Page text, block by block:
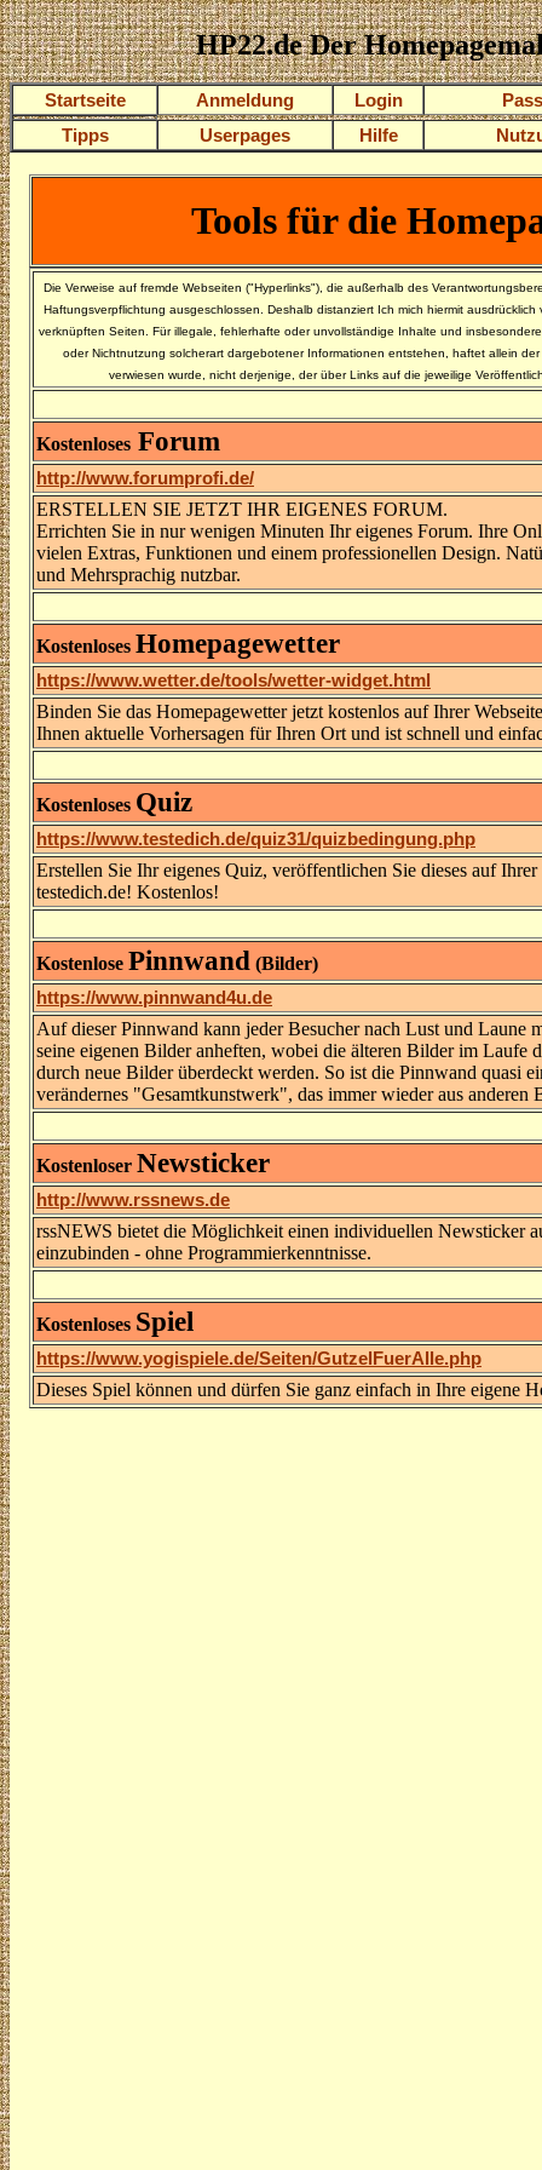
HP22.de Der
Startseite Anmeldung Login
Tipps
Userpages Hilfe
Tools für die
Die Verweise auf fremde Webseiten ("Hyperlinks"), die außerhalb des
Haftungsverpflichtung ausgeschlossen. Deshalb distanziert Ich mich hiermit
verknüpften Seiten. Für illegale, fehlerhafte oder unvollständige Inhalte und
oder Nichtnutzung solcherart dargebotener Informationen entstehen, haftet allein
verwiesen wurde, nicht derjenige, der über Links auf die jeweilige
Kostenloses Forum
http://www.forumprofi.de/
ERSTELLEN SIE JETZT IHR EIGENES FORUM.
Errichten Sie in nur wenigen Minuten Ihr eigenes Forum. Ihre
vielen Extras, Funktionen und einem professionellen Design.
und Mehrsprachig nutzbar.
Kostenloses Homepagewetter
https://www.wetter.de/tools/wetter-widget.html
Binden Sie das Homepagewetter jetzt kostenlos auf Ihrer
Ihnen aktuelle Vorhersagen für Ihren Ort und ist schnell und
Kostenloses Quiz
https://www.testedich.de/quiz31/quizbedingung.php
Erstellen Sie Ihr eigenes Quiz, veröffentlichen Sie dieses auf
testedich.de! Kostenlos!
Kostenlose Pinnwand (Bilder)
https://www.pinnwand4u.de
Auf dieser Pinnwand kann jeder Besucher nach Lust und Laune
seine eigenen Bilder anheften, wobei die älteren Bilder im Laufe
durch neue Bilder überdeckt werden. So ist die Pinnwand quasi
verändernes "Gesamtkunstwerk", das immer wieder aus anderen
Kostenloser Newsticker
http://www.rssnews.de
rssNEWS bietet die Möglichkeit einen individuellen Newsticker
einzubinden - ohne Programmierkenntnisse.
Kostenloses Spiel
https://www.yogispiele.de/Seiten/GutzelFuerAlle.php
Dieses Spiel können und dürfen Sie ganz einfach in Ihre eigene